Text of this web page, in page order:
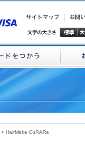
> HairMake CuRARe